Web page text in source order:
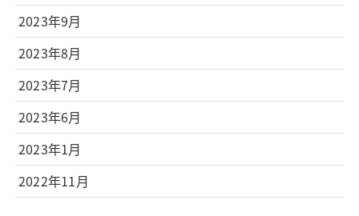
2023年9月
2023年8月
2023年7月
2023年6月
2023年1月
2022年11月